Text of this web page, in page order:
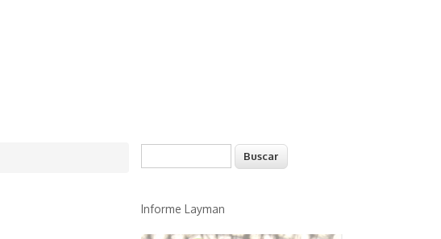
Formulario de búsqueda
Informe Layman